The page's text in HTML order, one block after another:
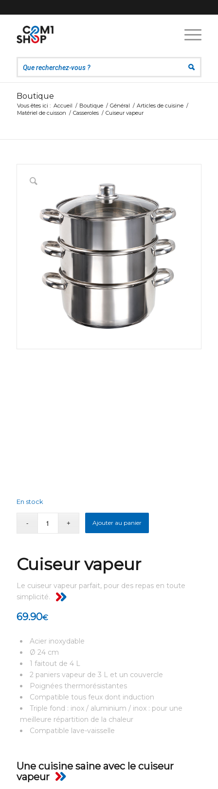
Boutique
Vous êtes ici : Accueil / Boutique / Général / Articles de cuisine /
Matériel de cuisson / Casseroles / Cuiseur vapeur
En stock
Ajouter au panier
Cuiseur vapeur
Le cuiseur vapeur parfait, pour des repas en toute
simplicité.
69.90€
Acier inoxydable
Ø 24 cm
1 faitout de 4 L
2 paniers vapeur de 3 L et un couvercle
Poignées thermorésistantes
Compatible tous feux dont induction
Triple fond : inox / aluminium / inox : pour une
meilleure répartition de la chaleur
Compatible lave-vaisselle
Une cuisine saine avec le cuiseur
vapeur